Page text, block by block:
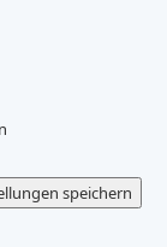
speichern